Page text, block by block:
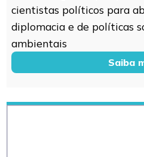
cientistas políticos para
diplomacia e de políticas
ambientais
Saiba